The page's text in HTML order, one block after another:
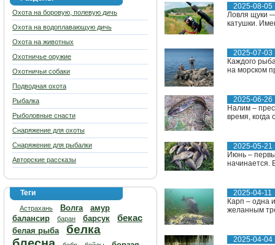
Охота на боровую, полевую дичь
Охота на водоплавающую дичь
Охота на животных
Охотничье оружие
Охотничьи собаки
Подводная охота
Рыбалка
Рыболовные снасти
Снаряжение для охоты
Снаряжение для рыбалки
Авторские рассказы
Теги
Астрахань Волга
амур
балансир
баран барсук бекас
белая рыба белка
2025-08-05
Ловля щуки
катушки.
2025-07-03
Каждого
на морском
2025-06-26
Налим –
время, когда
2025-05-21
Июнь –
начинается.
2025-04-11
Карп – одна
желанным
2025-04-04